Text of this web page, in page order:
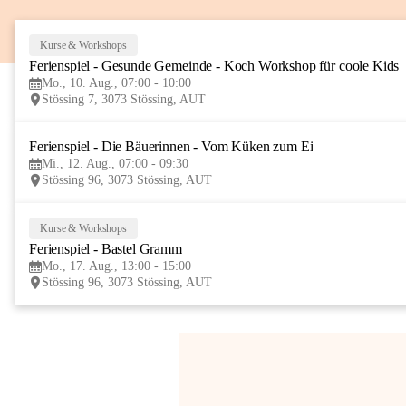
Kurse & Workshops
Ferienspiel - Gesunde Gemeinde - Koch Workshop für coole Kids
Mo., 10. Aug., 07:00 - 10:00
Stössing 7, 3073 Stössing, AUT
Ferienspiel - Die Bäuerinnen - Vom Küken zum Ei
Mi., 12. Aug., 07:00 - 09:30
Stössing 96, 3073 Stössing, AUT
Kurse & Workshops
Ferienspiel - Bastel Gramm
Mo., 17. Aug., 13:00 - 15:00
Stössing 96, 3073 Stössing, AUT